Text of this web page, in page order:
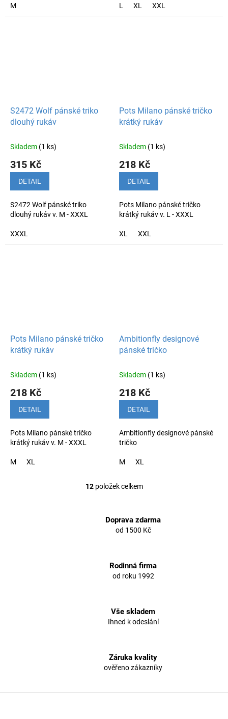
M L XL XXL
S2472 Wolf pánské triko
dlouhý rukáv
Skladem (1 ks)
315 Kč
DETAIL
S2472 Wolf pánské triko
dlouhý rukáv v. M - XXXL
XXXL
Pots Milano pánské tričko
krátký rukáv
Skladem (1 ks)
218 Kč
DETAIL
Pots Milano pánské tričko
krátký rukáv v. L - XXXL
XL XXL
Pots Milano pánské tričko
krátký rukáv
Skladem (1 ks)
218 Kč
DETAIL
Pots Milano pánské tričko
krátký rukáv v. M - XXXL
M XL
Ambitionfly designové
pánské tričko
Skladem (1 ks)
218 Kč
DETAIL
Ambitionfly designové pánské
tričko
M XL
O
á
d
p
r
y
v
ý
s
u
12položek celkem
Doprava zdarma
od 1500 Kč
Rodinná firma
od roku 1992
Vše skladem
Ihned k odeslání
Záruka kvality
ověřeno zákazníky